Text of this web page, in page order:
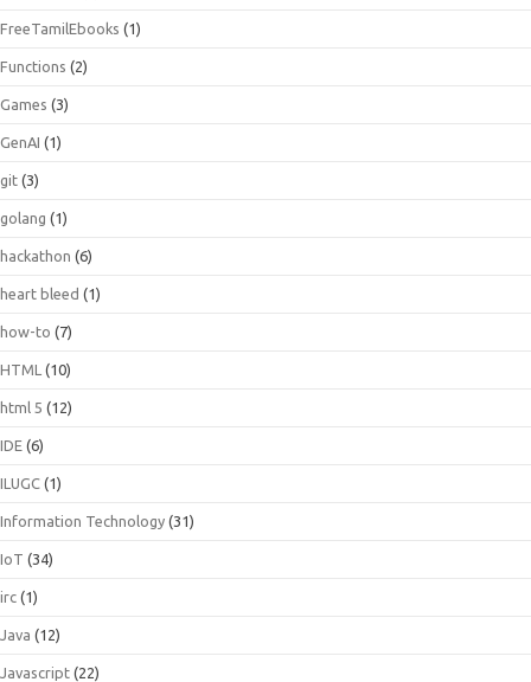
FreeTamilEbooks (1)
Functions (2)
Games (3)
GenAI (1)
git (3)
golang (1)
hackathon (6)
heart bleed (1)
how-to (7)
HTML (10)
html 5 (12)
IDE (6)
ILUGC (1)
Information Technology (31)
IoT (34)
irc (1)
Java (12)
Javascript (22)